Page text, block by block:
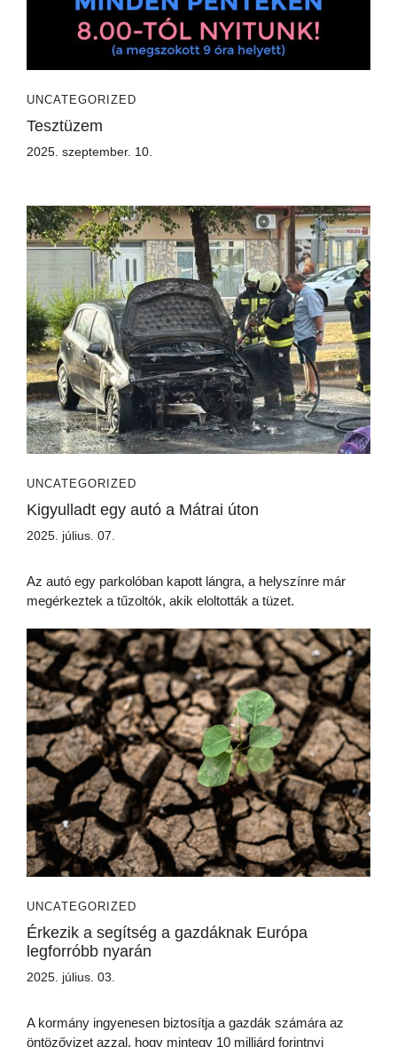
UNCATEGORIZED
Tesztüzem
2025. szeptember. 10.
UNCATEGORIZED
Kigyulladt egy autó a Mátrai úton
2025. július. 07.
Az autó egy parkolóban kapott lángra, a helyszínre már
megérkeztek a tűzoltók, akik eloltották a tüzet.
UNCATEGORIZED
Érkezik a segítség a gazdáknak Európa
legforróbb nyarán
2025. július. 03.
A kormány ingyenesen biztosítja a gazdák számára az
öntözővizet azzal, hogy mintegy 10 milliárd forintnyi